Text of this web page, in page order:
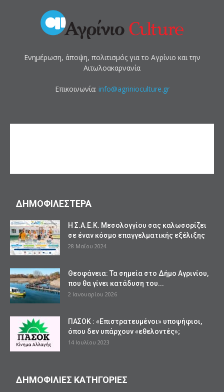
Ενημέρωση, άποψη, πολιτισμός για το Αγρίνιο και την
Αιτωλοακαρνανία
Επικοινωνία: info@agrinioculture.gr
ΔΗΜΟΦΙΛΕΣΤΕΡΑ
Η Σ.Α.Ε.Κ. Μεσολογγίου σας καλωσορίζει
σε έναν κόσμο επαγγελματικής εξέλιξης
28 Μαΐου 2024
Θεοφάνεια: Τα σημεία στο Δήμο Αγρινίου,
που θα γίνει κατάδυση του...
2 Ιανουαρίου 2026
ΠΑΣΟΚ : «Επιστρατευμένοι» υποψήφιοι,
όπου δεν υπάρχουν «εθελοντές»;
14 Ιουλίου 2023
ΔΗΜΟΦΙΛΙΕΣ ΚΑΤΗΓΟΡΙΕΣ